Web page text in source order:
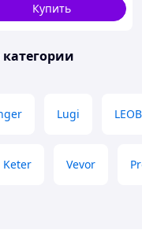
Купить
категории
Lugi
Keter Vevor